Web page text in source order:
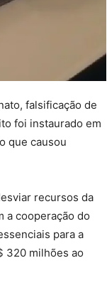
falsificação de
foi instaurado em
que causou
recursos da
a cooperação do
para a
320 milhões ao